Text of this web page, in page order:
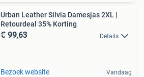
Urban Leather Silvia Damesjas 2XL |
Retourdeal 35% Korting
€ 99,63 Details
Bezoek website Vandaag